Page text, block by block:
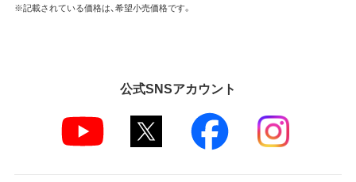
※記載されている価格は、希望小売価格です。
公式SNSアカウント